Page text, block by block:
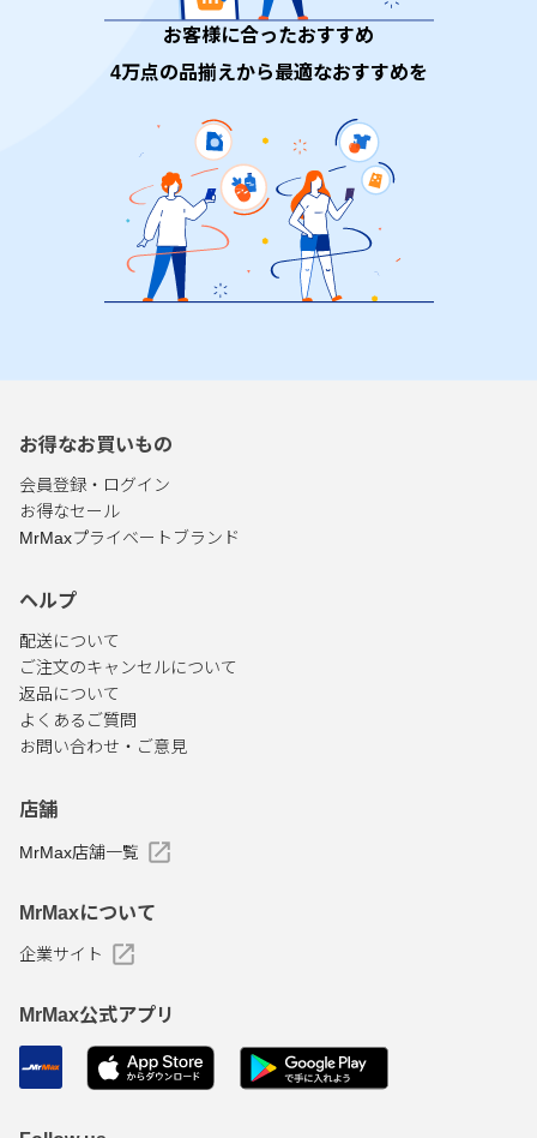
お客様に合ったおすすめ
4万点の品揃えから最適なおすすめを
お得なお買いもの
会員登録・ログイン
お得なセール
MrMaxプライベートブランド
ヘルプ
配送について
ご注文のキャンセルについて
返品について
よくあるご質問
お問い合わせ・ご意見
店舗
MrMax店舗一覧
MrMaxについて
企業サイト
MrMax公式アプリ